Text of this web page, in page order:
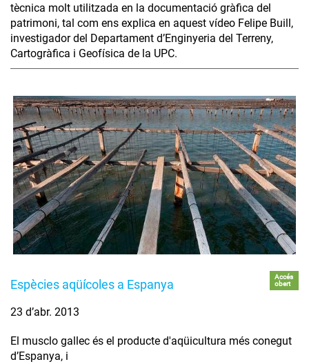
tècnica molt utilitzada en la documentació gràfica del
patrimoni, tal com ens explica en aquest vídeo Felipe Buill,
investigador del Departament d’Enginyeria del Terreny,
Cartogràfica i Geofísica de la UPC.
Espècies aqüícoles a Espanya
Accés
obert
23 d’abr. 2013
El musclo gallec és el producte d'aqüicultura més conegut
d’Espanya, i